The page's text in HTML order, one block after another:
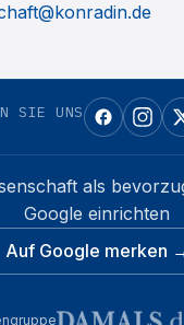
SIE UNS
als
Google einrichten
Auf Google merken